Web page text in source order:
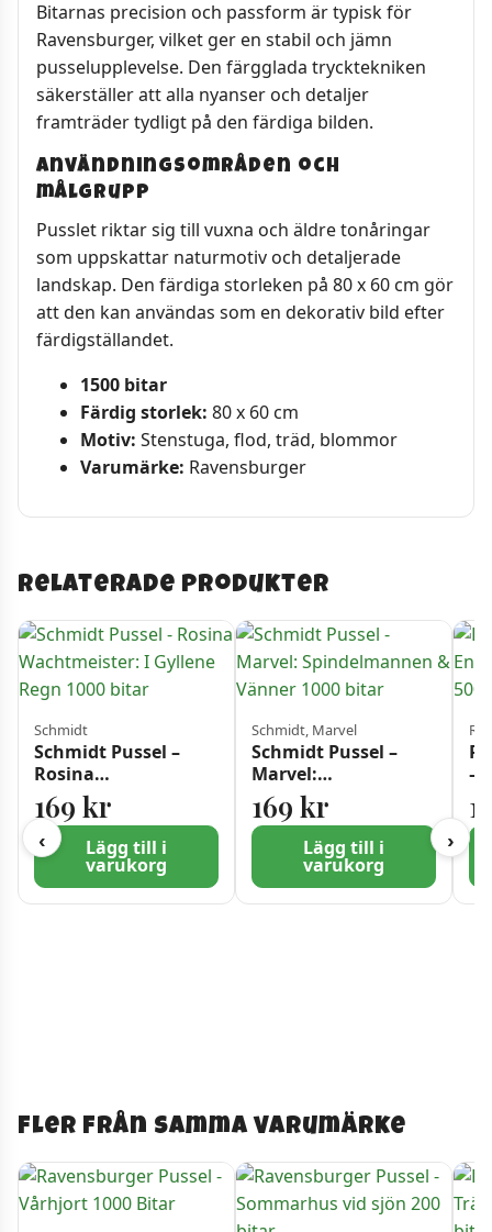
Bitarnas precision och passform är typisk för
Ravensburger, vilket ger en stabil och jämn
pusselupplevelse. Den färgglada trycktekniken
säkerställer att alla nyanser och detaljer
framträder tydligt på den färdiga bilden.
Användningsområden och
målgrupp
Pusslet riktar sig till vuxna och äldre tonåringar
som uppskattar naturmotiv och detaljerade
landskap. Den färdiga storleken på 80 x 60 cm gör
att den kan användas som en dekorativ bild efter
färdigställandet.
1500 bitar
Färdig storlek: 80 x 60 cm
Motiv: Stenstuga, flod, träd, blommor
Varumärke: Ravensburger
Relaterade produkter
‹
Schmidt
Schmidt Pussel –
Rosina
Wachtmeister: I
Gyllene Regn 1000
bitar
169 kr
Lägg till i
varukorg
Schmidt, Marvel
Schmidt Pussel –
Marvel:
Spindelmannen &
Vänner 1000 bitar
169 kr
Lägg till i
varukorg
–
›
Fler från samma varumärke